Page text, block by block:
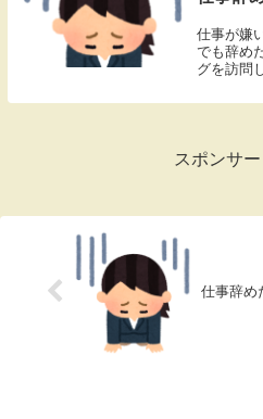
仕事が嫌
でも辞め
グを訪問
要もない
スポンサ
仕事辞め